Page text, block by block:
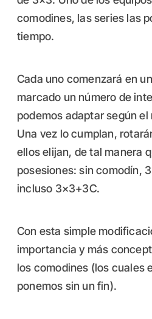
comodines, las series las
tiempo.
Cada uno comenzará en
marcado un número de
podemos adaptar según el
Una vez lo cumplan,
ellos elijan, de tal manera
posesiones: sin comodín,
incluso 3×3+3C.
Con esta simple
importancia y más
los comodines (los cuales
ponemos sin un fin).